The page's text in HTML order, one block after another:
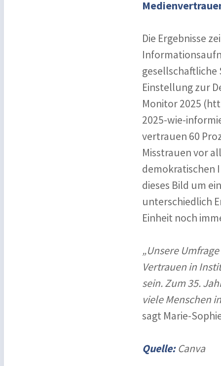
Die Ergebnisse
gesellschaftliche
Einstellung zur
Monitor 2025
2025-wie-
vertrauen 60
Misstrauen vor
demokratischen
dieses Bild um
unterschiedlich
Einheit noch
„Unsere
Vertrauen in
sein. Zum 35.
viele Menschen
sagt Marie-
Quelle:Canva